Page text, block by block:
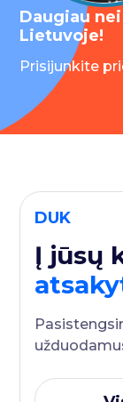
Daugiau
Lietuvoje!
Prisijunkite
DUK
Į jūsų